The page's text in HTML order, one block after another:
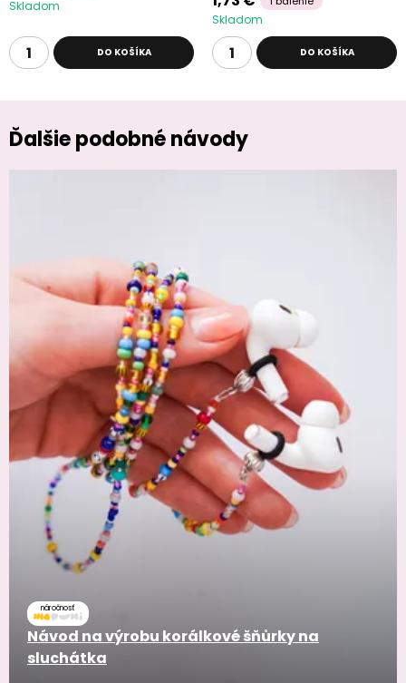
Skladom
DO KOŠÍKA
Skladom
DO KOŠÍKA
Ďalšie podobné návody
náročnosť
Návod na výrobu korálkové šňůrky na
sluchátka